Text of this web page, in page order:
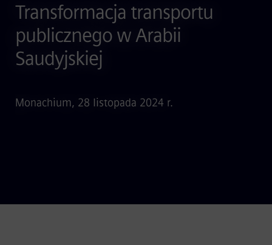
Transformacja transportu
publicznego w Arabii
Saudyjskiej
Monachium, 28 listopada 2024 r.